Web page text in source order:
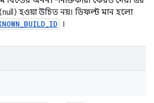
হওয়া উচিত নয়। ডিফল্ট মান হলো
।